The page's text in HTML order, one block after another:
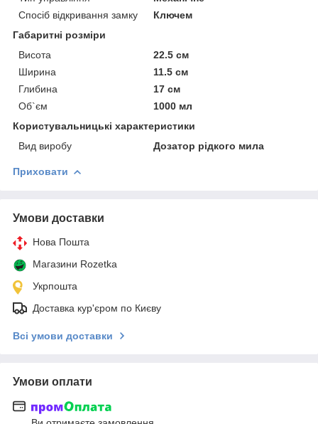
Спосіб відкривання замку
Ключем
Габаритні розміри
Висота
22.5 см
Ширина
11.5 см
Глибина
17 см
Об`єм
1000 мл
Користувальницькі характеристики
Вид виробу
Дозатор рідкого мила
Приховати
Умови доставки
Нова Пошта
Магазини Rozetka
Укрпошта
Доставка кур'єром по Києву
Всі умови доставки
Умови оплати